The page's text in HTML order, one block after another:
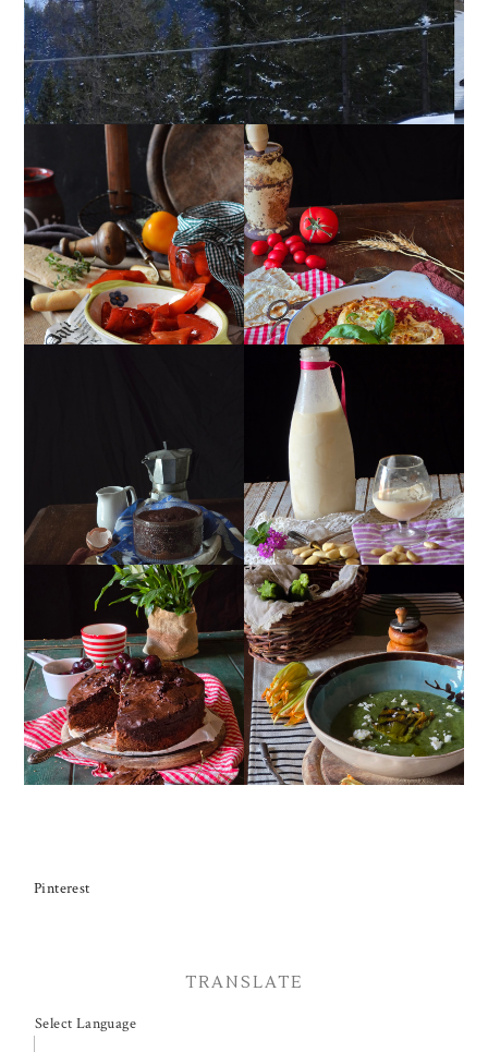
PEPERONI ALLA
PIEMONTESE
GIRANDOLE DI
RICOTTA
MUG CAKE AL
CIOCCOLATO
MANDORLITO
TORTA DOPPIO
CIOCCOLATO E
CILIEGIE
CREMA ESTIVA DI
ZUCCHINE CON FIORI E
FETA
Pinterest
TRANSLATE
Select Language